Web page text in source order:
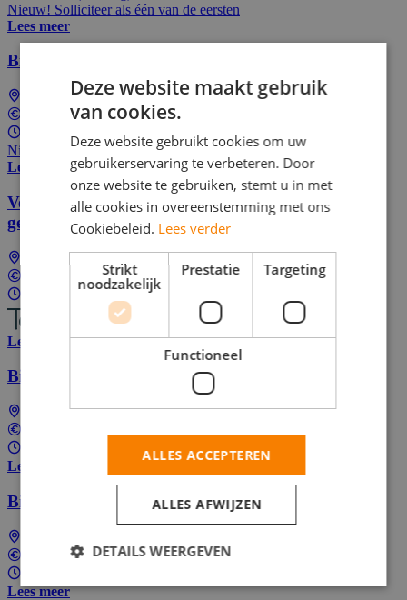
Nieuw! Solliciteer als één van de eersten
Lees meer
Bijbaan Bezorger
Amersfoort
In overeenstemming
Parttime (overdag)
Nieuw! Solliciteer als één van de eersten
Lees meer
Verdien geld met het invullen van voor jou
gecreëerde onderzoeken van Toluna.
In overeenstemming
Lees meer
Bijbaan hiker Amersfoort
Amersfoort
Lees meer
Bijbaan chauffeur Amersfoort
Tussen €11,62 en €15,94 per uur
Lees meer
Deze website maakt gebruik
van cookies.
Deze website gebruikt cookies om uw
gebruikerservaring te verbeteren. Door
onze website te gebruiken, stemt u in met
alle cookies in overeenstemming met ons
Cookiebeleid. Lees verder
Strikt
noodzakelijk
Prestatie Targeting
Functioneel
ALLES ACCEPTEREN
ALLES AFWIJZEN
DETAILS WEERGEVEN